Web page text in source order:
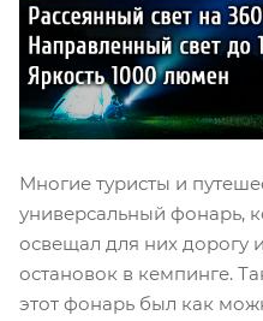
Многие туристы и
универсальный фонарь,
освещал для них
остановок в кемпинге.
этот фонарь был как